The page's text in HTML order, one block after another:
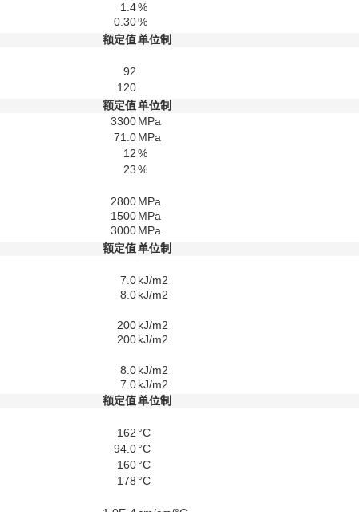
1.4%
0.30%
额定值单位制
92
120
额定值单位制
3300MPa
71.0MPa
12%
23%
2800MPa
1500MPa
3000MPa
额定值单位制
7.0kJ/m2
8.0kJ/m2
200kJ/m2
200kJ/m2
8.0kJ/m2
7.0kJ/m2
额定值单位制
162 °C
94.0°C
160°C
178 °C